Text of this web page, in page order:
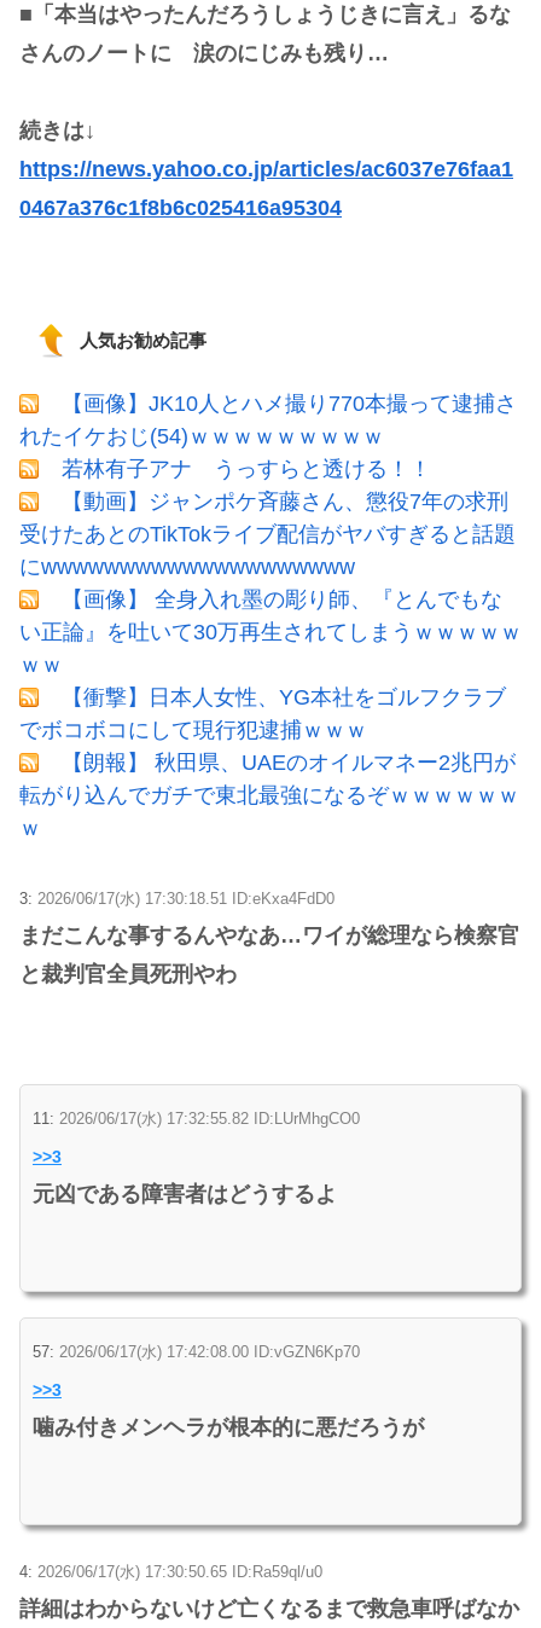
■「本当はやったんだろうしょうじきに言え」るな
さんのノートに 涙のにじみも残り…
続きは↓
https://news.yahoo.co.jp/articles/ac6037e76faa1
0467a376c1f8b6c025416a95304
人気お勧め記事
【画像】JK10人とハメ撮り770本撮って逮捕さ
れたイケおじ(54)ｗｗｗｗｗｗｗｗｗ
若林有子アナ うっすらと透ける！！
【動画】ジャンポケ斉藤さん、懲役7年の求刑
受けたあとのTikTokライブ配信がヤバすぎると話題
にwwwwwwwwwwwwwwwwwwww
【画像】 全身入れ墨の彫り師、『とんでもな
い正論』を吐いて30万再生されてしまうｗｗｗｗｗ
ｗｗ
【衝撃】日本人女性、YG本社をゴルフクラブ
でボコボコにして現行犯逮捕ｗｗｗ
【朗報】 秋田県、UAEのオイルマネー2兆円が
転がり込んでガチで東北最強になるぞｗｗｗｗｗｗ
ｗ
3: 2026/06/17(水) 17:30:18.51 ID:eKxa4FdD0
まだこんな事するんやなあ…ワイが総理なら検察官
と裁判官全員死刑やわ
11: 2026/06/17(水) 17:32:55.82 ID:LUrMhgCO0
>>3
元凶である障害者はどうするよ
57: 2026/06/17(水) 17:42:08.00 ID:vGZN6Kp70
>>3
噛み付きメンヘラが根本的に悪だろうが
4: 2026/06/17(水) 17:30:50.65 ID:Ra59ql/u0
詳細はわからないけど亡くなるまで救急車呼ばなか